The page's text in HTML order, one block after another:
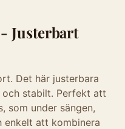
Justerbart
Det här justerbara
stabilt. Perfekt att
som under sängen,
enkelt att kombinera